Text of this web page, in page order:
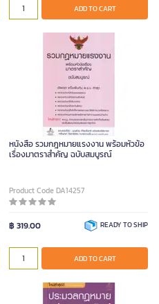
ADD TO CART
หนังสือ รวมกฎหมายแรงงาน พร้อมหัวข้อ
เรื่องมาตราสำคัญ ฉบับสมบูรณ์
Product Code DA14257
฿ 319.00 READY TO SHIP
ADD TO CART